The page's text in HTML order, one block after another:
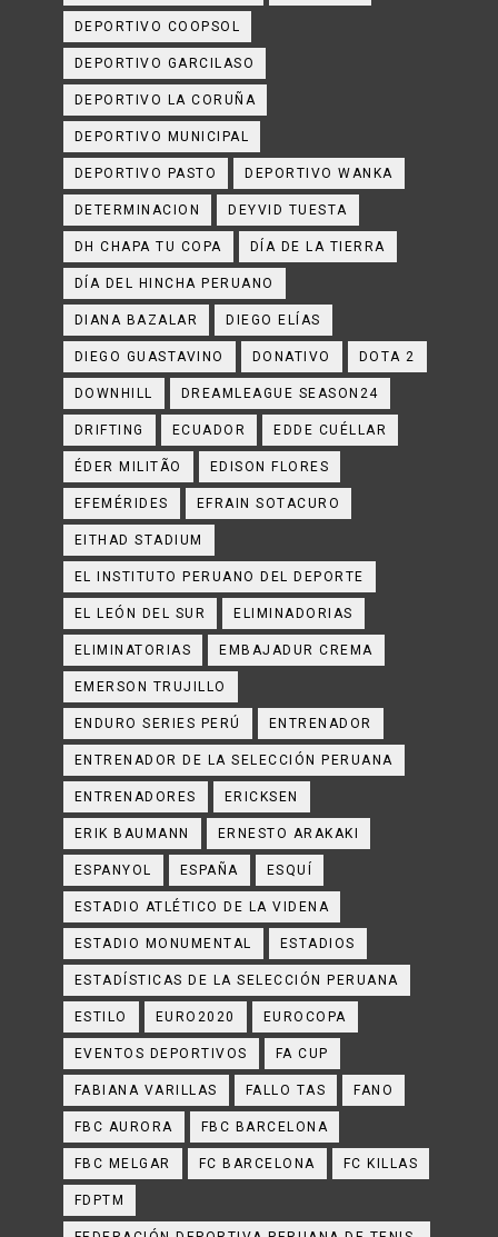
DEPORTIVO COOPSOL
DEPORTIVO GARCILASO
DEPORTIVO LA CORUÑA
DEPORTIVO MUNICIPAL
DEPORTIVO PASTO DEPORTIVO WANKA
DETERMINACION DEYVID TUESTA
DH CHAPA TU COPA DÍA DE LA TIERRA
DÍA DEL HINCHA PERUANO
DIANA BAZALAR DIEGO ELÍAS
DIEGO GUASTAVINO DONATIVO DOTA 2
DOWNHILL DREAMLEAGUE SEASON24
DRIFTING ECUADOR EDDE CUÉLLAR
ÉDER MILITÃO EDISON FLORES
EFEMÉRIDES EFRAIN SOTACURO
EITHAD STADIUM
EL INSTITUTO PERUANO DEL DEPORTE
EL LEÓN DEL SUR ELIMINADORIAS
ELIMINATORIAS EMBAJADUR CREMA
EMERSON TRUJILLO
ENDURO SERIES PERÚ ENTRENADOR
ENTRENADOR DE LA SELECCIÓN PERUANA
ENTRENADORES ERICKSEN
ERIK BAUMANN ERNESTO ARAKAKI
ESPANYOL ESPAÑA ESQUÍ
ESTADIO ATLÉTICO DE LA VIDENA
ESTADIO MONUMENTAL ESTADIOS
ESTADÍSTICAS DE LA SELECCIÓN PERUANA
ESTILO EURO2020 EUROCOPA
EVENTOS DEPORTIVOS FA CUP
FABIANA VARILLAS FALLO TAS FANO
FBC AURORA FBC BARCELONA
FBC MELGAR FC BARCELONA FC KILLAS
FDPTM